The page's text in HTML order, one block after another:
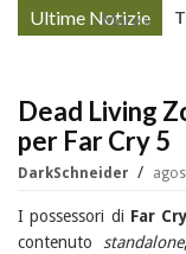
Ultime Notizie
More »
Dead Living
per Far Cry 5
DarkSchneider
I possessori di Far
contenuto standalone